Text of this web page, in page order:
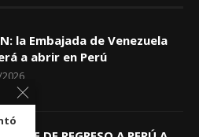
la Embajada de Venezuela
a abrir en Perú